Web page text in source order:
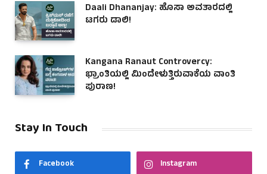
Daali Dhananjay: ಹೊಸಾ ಅವತಾರದಲ್ಲಿ
ಟಗರು ಡಾಲಿ!
Kangana Ranaut Controvercy:
ಭ್ರಾಂತಿಯಲ್ಲಿ ಮಿಂದೇಳುತ್ತಿರುವಾಕೆಯ ವಾಂತಿ
ಪುರಾಣ!
Stay In Touch
Facebook Instagram